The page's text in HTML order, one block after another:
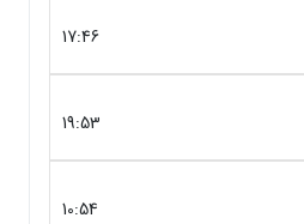
17:46
19:53
10:54